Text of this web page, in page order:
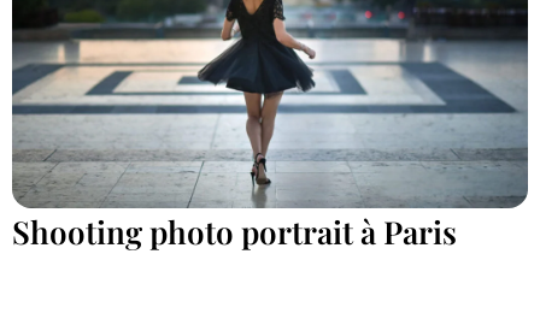
Shooting photo portrait à Paris